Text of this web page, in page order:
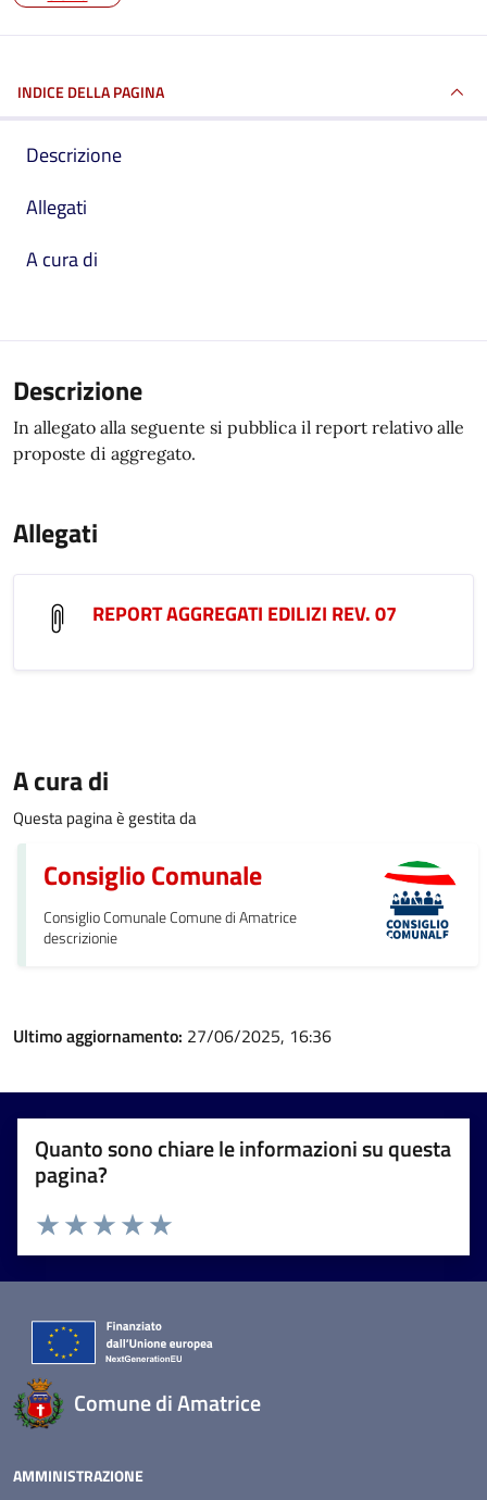
INDICE DELLA PAGINA
Descrizione
Allegati
A cura di
Descrizione
In allegato alla seguente si pubblica il report relativo alle
proposte di aggregato.
Allegati
REPORT AGGREGATI EDILIZI REV. 07
A cura di
Questa pagina è gestita da
Consiglio Comunale
Consiglio Comunale Comune di Amatrice
descrizionie
Ultimo aggiornamento: 27/06/2025, 16:36
Quanto sono chiare le informazioni su questa
pagina?
Valuta 5 stelle su 5
Valuta 4 stelle su 5
Valuta 3 stelle su 5
Valuta 2 stelle su 5
Valuta 1 stelle su 5
Comune di Amatrice
AMMINISTRAZIONE